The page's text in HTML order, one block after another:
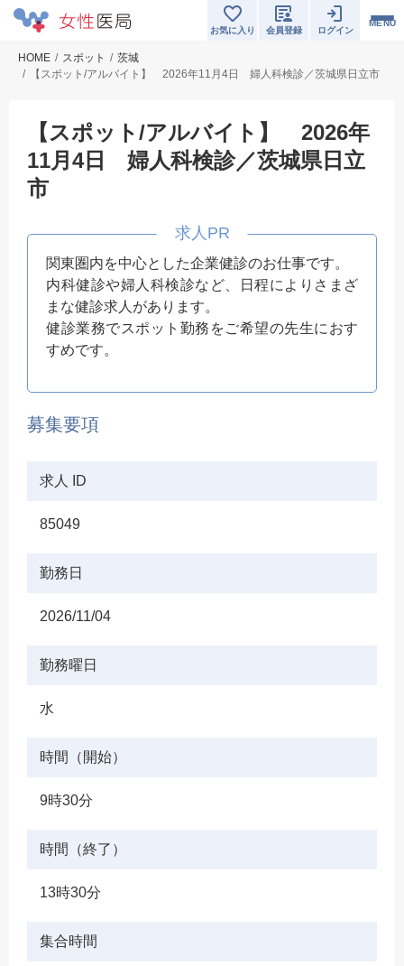
MENU
お気に入り 会員登録 ログイン
HOME スポット
茨城
【スポット/アルバイト】 2026年11月4日 婦人科検診／茨城県日立市
【スポット/アルバイト】 2026年
11月4日 婦人科検診／茨城県日立
市
関東圏内を中心とした企業健診のお仕事です。
内科健診や婦人科検診など、日程によりさまざ
まな健診求人があります。
健診業務でスポット勤務をご希望の先生におす
すめです。
募集要項
求人 ID
85049
勤務日
2026/11/04
勤務曜日
水
時間（開始）
9時30分
時間（終了）
13時30分
集合時間